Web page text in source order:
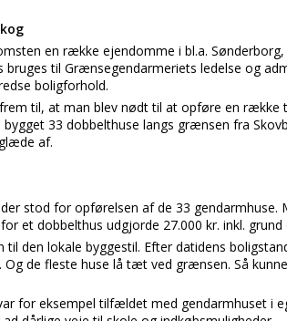
en række ejendomme i bl.a. Sønderborg,
til Grænsegendarmeriets ledelse og
boligforhold.
til, at man blev nødt til at opføre en række
33 dobbelthuse langs grænsen fra
af.
stod for opførelsen af de 33 gendarmhuse.
et dobbelthus udgjorde 27.000 kr. inkl.
den lokale byggestil. Efter datidens
de fleste huse lå tæt ved grænsen. Så
for eksempel tilfældet med gendarmhuset i